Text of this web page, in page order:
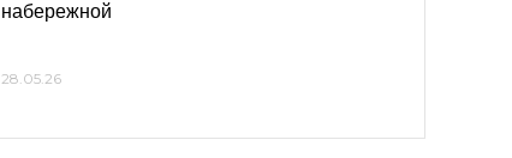
набережной
28.05.26